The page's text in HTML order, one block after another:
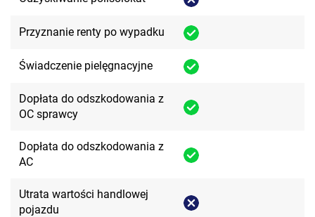
Przyznanie renty po wypadku
Świadczenie pielęgnacyjne
Dopłata do odszkodowania z
OC sprawcy
Dopłata do odszkodowania z
AC
Utrata wartości handlowej
pojazdu